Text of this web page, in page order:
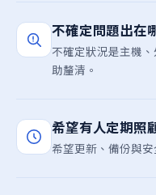
不確定問題出在
不確定狀況是主機
助釐清。
希望有人定期照
希望更新、備份與